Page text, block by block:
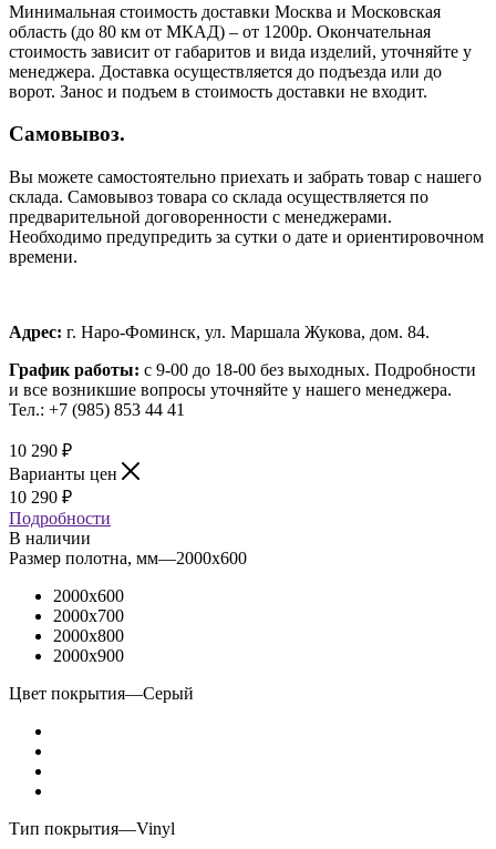
Минимальная стоимость доставки Москва и Московская
область (до 80 км от МКАД) – от 1200р. Окончательная
стоимость зависит от габаритов и вида изделий, уточняйте у
менеджера. Доставка осуществляется до подъезда или до
ворот. Занос и подъем в стоимость доставки не входит.
Самовывоз.
Вы можете самостоятельно приехать и забрать товар с нашего
склада. Самовывоз товара со склада осуществляется по
предварительной договоренности с менеджерами.
Необходимо предупредить за сутки о дате и ориентировочном
времени.
Адрес: г. Наро-Фоминск, ул. Маршала Жукова, дом. 84.
График работы: с 9-00 до 18-00 без выходных. Подробности
и все возникшие вопросы уточняйте у нашего менеджера.
Тел.: +7 (985) 853 44 41
10 290 ₽
Варианты цен
10 290 ₽
Подробности
В наличии
Размер полотна, мм—2000x600
2000x600
2000x700
2000x800
2000x900
Цвет покрытия—Серый
Тип покрытия—Vinyl